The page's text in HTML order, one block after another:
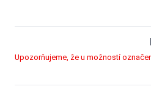
Upozorňujeme, že u možností